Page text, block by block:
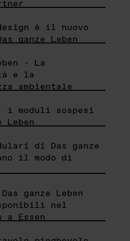
è il nuovo
ganze Leben
- La
e la
ambientale
i moduli sospesi
Leben
di Das ganze
il modo di
ganze Leben
nel
a Essen